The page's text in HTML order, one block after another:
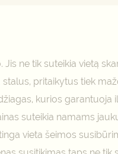
ne tik suteikia vietą
pritaikytus tiek
kurios garantuoja
suteikia namams
vieta šeimos